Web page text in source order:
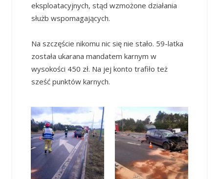
eksploatacyjnych, stąd wzmożone działania
służb wspomagających.
Na szczęście nikomu nic się nie stało. 59-latka
została ukarana mandatem karnym w
wysokości 450 zł. Na jej konto trafiło też
sześć punktów karnych.